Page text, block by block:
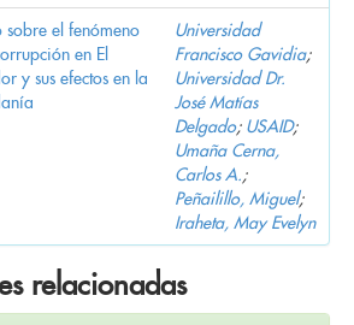
sobre el fenómeno
en El
y sus efectos en la
Universidad
Francisco Gavidia;
Universidad Dr.
José Matías
Delgado; USAID;
Umaña Cerna,
Carlos A.;
Peñailillo, Miguel;
Iraheta, May Evelyn
relacionadas